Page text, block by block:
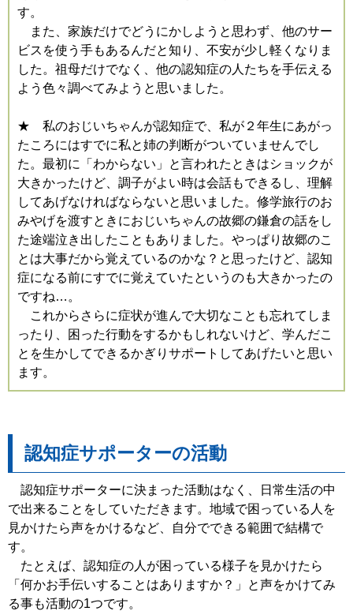
す。
また、家族だけでどうにかしようと思わず、他のサー
ビスを使う手もあるんだと知り、不安が少し軽くなりま
した。祖母だけでなく、他の認知症の人たちを手伝える
よう色々調べてみようと思いました。
★ 私のおじいちゃんが認知症で、私が２年生にあがっ
たころにはすでに私と姉の判断がついていませんでし
た。最初に「わからない」と言われたときはショックが
大きかったけど、調子がよい時は会話もできるし、理解
してあげなければならないと思いました。修学旅行のお
みやげを渡すときにおじいちゃんの故郷の鎌倉の話をし
た途端泣き出したこともありました。やっぱり故郷のこ
とは大事だから覚えているのかな？と思ったけど、認知
症になる前にすでに覚えていたというのも大きかったの
ですね…。
これからさらに症状が進んで大切なことも忘れてしま
ったり、困った行動をするかもしれないけど、学んだこ
とを生かしてできるかぎりサポートしてあげたいと思い
ます。
認知症サポーターの活動
認知症サポーターに決まった活動はなく、日常生活の中
で出来ることをしていただきます。地域で困っている人を
見かけたら声をかけるなど、自分でできる範囲で結構で
す。
たとえば、認知症の人が困っている様子を見かけたら
「何かお手伝いすることはありますか？」と声をかけてみ
る事も活動の1つです。